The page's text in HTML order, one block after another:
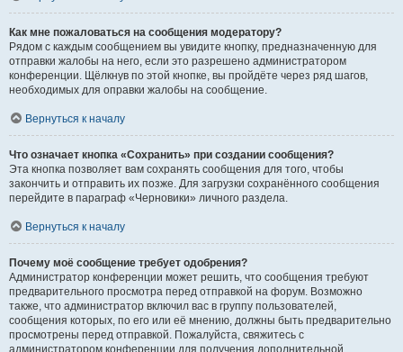
Как мне пожаловаться на сообщения модератору?
Рядом с каждым сообщением вы увидите кнопку, предназначенную для
отправки жалобы на него, если это разрешено администратором
конференции. Щёлкнув по этой кнопке, вы пройдёте через ряд шагов,
необходимых для оправки жалобы на сообщение.
Вернуться к началу
Что означает кнопка «Сохранить» при создании сообщения?
Эта кнопка позволяет вам сохранять сообщения для того, чтобы
закончить и отправить их позже. Для загрузки сохранённого сообщения
перейдите в параграф «Черновики» личного раздела.
Вернуться к началу
Почему моё сообщение требует одобрения?
Администратор конференции может решить, что сообщения требуют
предварительного просмотра перед отправкой на форум. Возможно
также, что администратор включил вас в группу пользователей,
сообщения которых, по его или её мнению, должны быть предварительно
просмотрены перед отправкой. Пожалуйста, свяжитесь с
администратором конференции для получения дополнительной